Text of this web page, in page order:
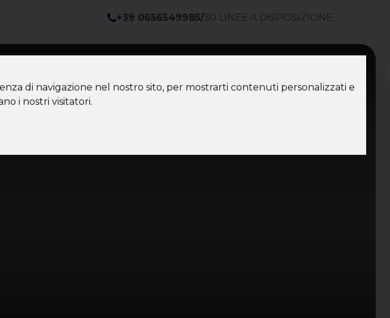
di navigazione nel nostro sito, per mostrarti contenuti personalizzati e
i nostri visitatori.
+39 0656549985/30 LINEE A DISPOSIZIONE